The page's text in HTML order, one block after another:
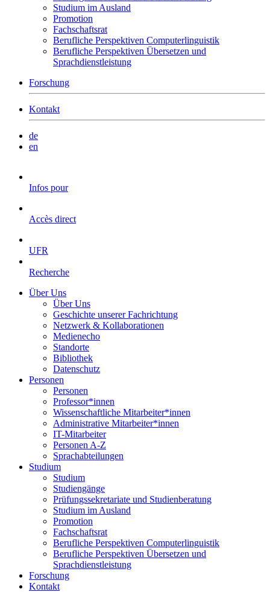
Studium im Ausland
Promotion
Fachschaftsrat
Berufliche Perspektiven Computerlinguistik
Berufliche Perspektiven Übersetzen und
Sprachdienstleistung
Forschung
Kontakt
de
en
Infos pour
Accès direct
UFR
Recherche
Über Uns
Über Uns
Geschichte unserer Fachrichtung
Netzwerk & Kollaborationen
Medienecho
Standorte
Bibliothek
Datenschutz
Personen
Personen
Professor*innen
Wissenschaftliche Mitarbeiter*innen
Administrative Mitarbeiter*innen
IT-Mitarbeiter
Personen A-Z
Sprachabteilungen
Studium
Studium
Studiengänge
Prüfungssekretariate und Studienberatung
Studium im Ausland
Promotion
Fachschaftsrat
Berufliche Perspektiven Computerlinguistik
Berufliche Perspektiven Übersetzen und
Sprachdienstleistung
Forschung
Kontakt